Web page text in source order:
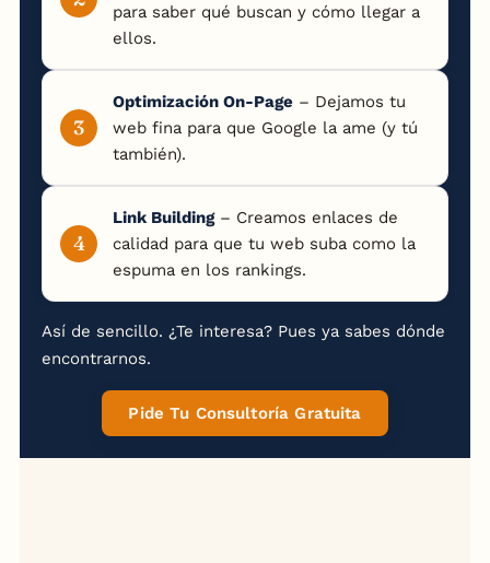
para saber qué buscan y cómo llegar a
ellos.
Optimización On-Page – Dejamos tu
web fina para que Google la ame (y tú
también).
Link Building– Creamos enlaces de
calidad para que tu web suba como la
espuma en los rankings.
Así de sencillo. ¿Te interesa? Pues ya sabes dónde
encontrarnos.
Pide Tu Consultoría Gratuita